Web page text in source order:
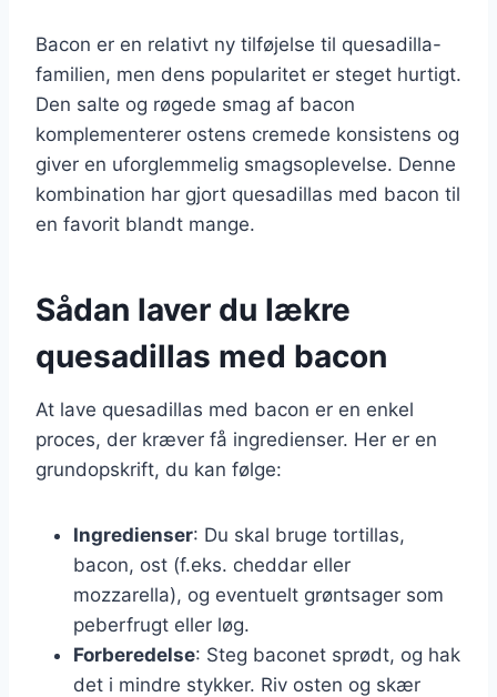
Bacon er en relativt ny tilføjelse til quesadilla-
familien, men dens popularitet er steget hurtigt.
Den salte og røgede smag af bacon
komplementerer ostens cremede konsistens og
giver en uforglemmelig smagsoplevelse. Denne
kombination har gjort quesadillas med bacon til
en favorit blandt mange.
Sådan laver du lækre
quesadillas med bacon
At lave quesadillas med bacon er en enkel
proces, der kræver få ingredienser. Her er en
grundopskrift, du kan følge:
Ingredienser: Du skal bruge tortillas,
bacon, ost (f.eks. cheddar eller
mozzarella), og eventuelt grøntsager som
peberfrugt eller løg.
Forberedelse: Steg baconet sprødt, og hak
det i mindre stykker. Riv osten og skær